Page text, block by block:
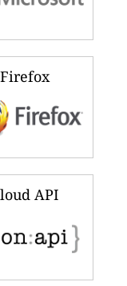
Firefox
API